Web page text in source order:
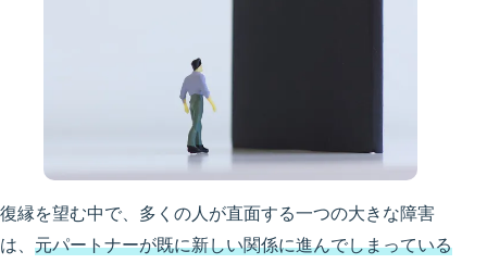
復縁を望む中で、多くの人が直面する一つの大きな障害
は、 元パートナーが既に新しい関係に進んでしまっている